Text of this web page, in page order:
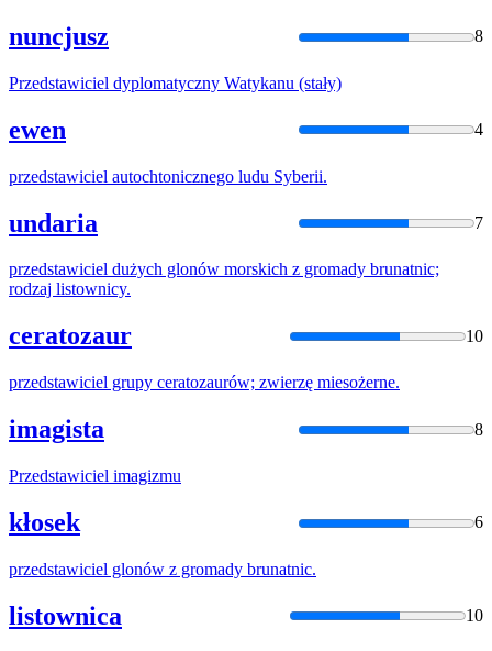
nuncjusz 8
Przedstawiciel dyplomatyczny Watykanu (stały)
ewen 4
przedstawiciel autochtonicznego ludu Syberii.
undaria 7
przedstawiciel dużych glonów morskich z gromady brunatnic;
rodzaj listownicy.
ceratozaur 10
przedstawiciel grupy ceratozaurów; zwierzę miesożerne.
imagista 8
Przedstawiciel imagizmu
kłosek 6
przedstawiciel glonów z gromady brunatnic.
listownica 10